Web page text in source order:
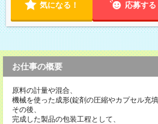
気になる！ 応募する
お仕事の概要
原料の計量や混合、
機械を使った成形(錠剤の圧縮やカプセル充填
その後、
完成した製品の包装工程として、